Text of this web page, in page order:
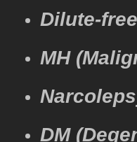
Dilute-
MH
DM